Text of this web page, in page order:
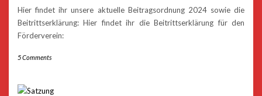
Hier findet ihr unsere aktuelle Beitragsordnung 2024 sowie die
Beitrittserklärung: Hier findet ihr die Beitrittserklärung für den
Förderverein:
5 Comments